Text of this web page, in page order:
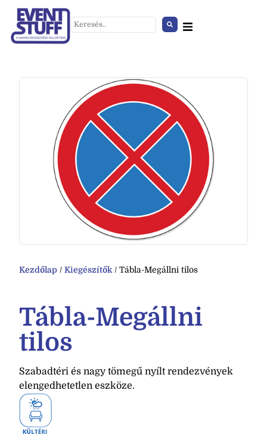
Kezdőlap / Kiegészítők / Tábla-Megállni tilos
Tábla-Megállni
tilos
Szabadtéri és nagy tömegű nyílt rendezvények
elengedhetetlen eszköze.